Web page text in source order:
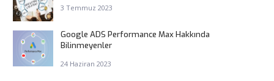
3 Temmuz 2023
Google ADS Performance Max Hakkında
Bilinmeyenler
24 Haziran 2023